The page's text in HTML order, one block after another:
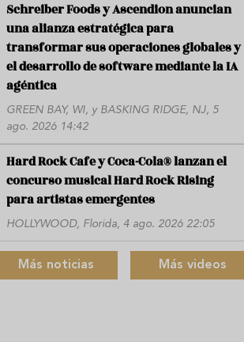
Schreiber Foods y Ascendion anuncian
una alianza estratégica para
transformar sus operaciones globales y
el desarrollo de software mediante la IA
agéntica
GREEN BAY, WI, y BASKING RIDGE, NJ, 5
ago. 2026 14:42
Hard Rock Cafe y Coca-Cola® lanzan el
concurso musical Hard Rock Rising
para artistas emergentes
HOLLYWOOD, Florida, 4 ago. 2026 22:05
Más noticias Más videos